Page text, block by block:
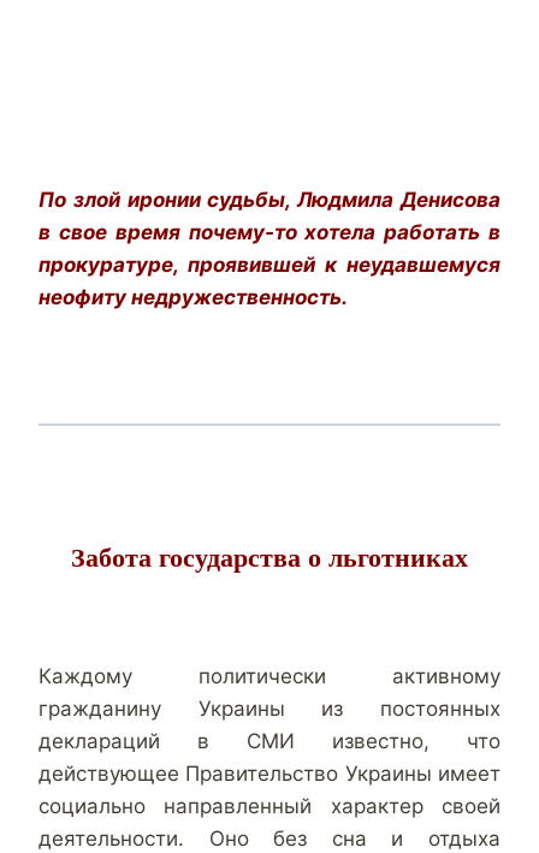
По злой иронии судьбы, Людмила Денисова
в свое время почему-то хотела работать в
прокуратуре, проявившей к неудавшемуся
неофиту недружественность.
Забота государства о льготниках
Каждому политически активному
гражданину Украины из постоянных
деклараций в СМИ известно, что
действующее Правительство Украины имеет
социально направленный характер своей
деятельности. Оно без сна и отдыха